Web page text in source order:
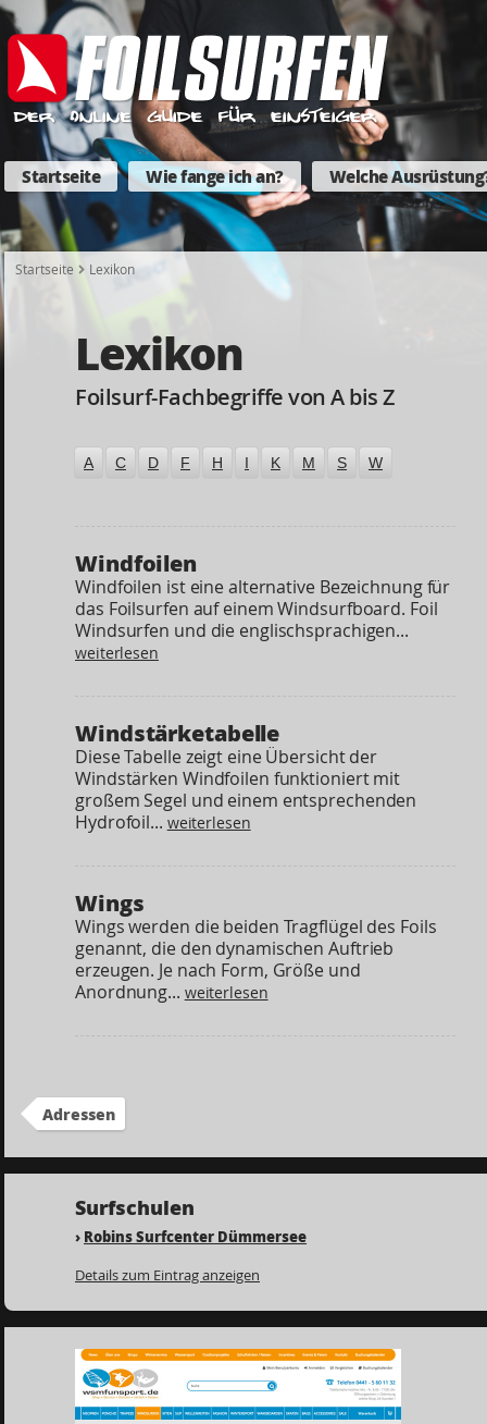
Startseite Wie fange ich an? Welche
Startseite Lexikon
Lexikon
Foilsurf-Fachbegriffe von A bis Z
A C D F H I K M S W
Windfoilen
Windfoilen ist eine alternative Bezeichnung für
das Foilsurfen auf einem Windsurfboard. Foil
Windsurfen und die englischsprachigen...
weiterlesen
Windstärketabelle
Diese Tabelle zeigt eine Übersicht der
Windstärken Windfoilen funktioniert mit
großem Segel und einem entsprechenden
Hydrofoil... weiterlesen
Wings
Wings werden die beiden Tragflügel des Foils
genannt, die den dynamischen Auftrieb
erzeugen. Je nach Form, Größe und
Anordnung... weiterlesen
Adressen
Surfschulen
› Robins Surfcenter Dümmersee
Details zum Eintrag anzeigen